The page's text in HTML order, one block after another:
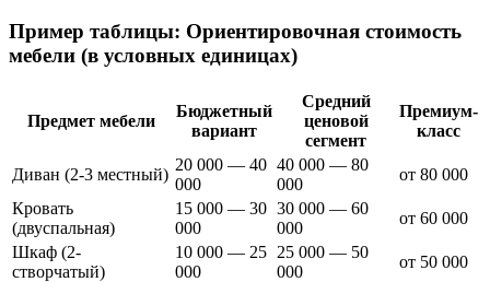
Пример таблицы: Ориентировочная стоимость
мебели (в условных единицах)
Предмет мебели
Бюджетный
вариант
Средний
ценовой
сегмент
Премиум-
класс
Диван (2-3 местный)
20 000 — 40
000
40 000 — 80
000
от 80 000
Кровать
(двуспальная)
15 000 — 30
000
30 000 — 60
000
от 60 000
Шкаф (2-
створчатый)
10 000 — 25
000
25 000 — 50
000
от 50 000